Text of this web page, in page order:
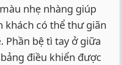
nhẹ nhàng giúp
khách có thể thư giãn
Phần bệ tì tay ở giữa
điều khiển được